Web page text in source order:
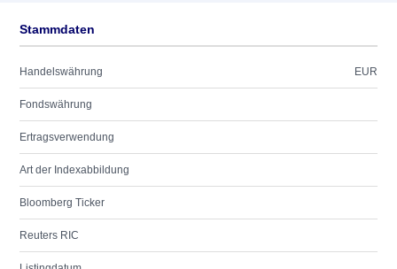
Stammdaten
Handelswährung EUR
Fondswährung
Ertragsverwendung
Art der Indexabbildung
Bloomberg Ticker
Reuters RIC